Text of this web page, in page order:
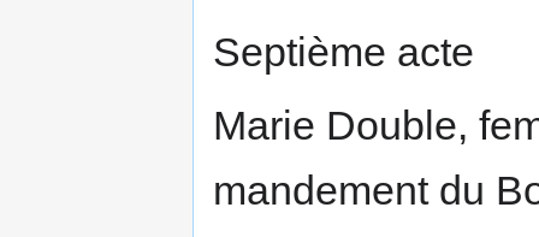
Septième acte
Marie Double,
mandement du